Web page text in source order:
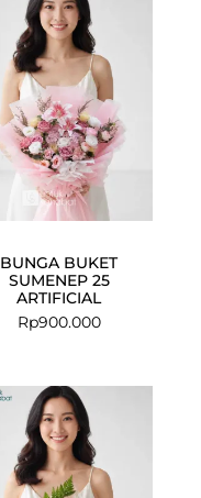
BUNGA BUKET
SUMENEP 25
ARTIFICIAL
Rp900.000